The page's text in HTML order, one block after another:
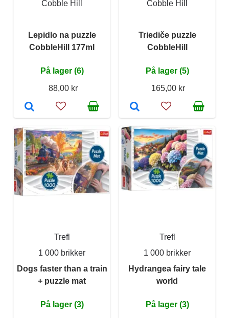
Cobble Hill
Lepidlo na puzzle
CobbleHill 177ml
På lager (6)
88,00 kr
Cobble Hill
Triediče puzzle
CobbleHill
På lager (5)
165,00 kr
Trefl
1 000 brikker
Dogs faster than a train
+ puzzle mat
På lager (3)
Trefl
1 000 brikker
Hydrangea fairy tale
world
På lager (3)